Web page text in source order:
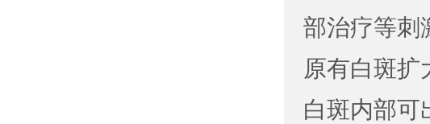
部治疗等刺
原有白斑扩
白斑内部可